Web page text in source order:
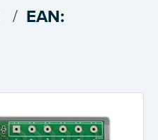
/ EAN: